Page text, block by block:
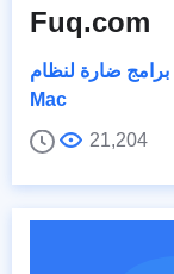
Fuq.com
برامج ضارة لنظام
Mac
21,204